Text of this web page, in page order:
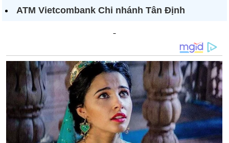
ATM Vietcombank Chi nhánh Tân Định